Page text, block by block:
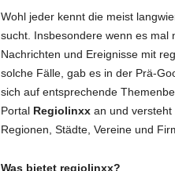
Wohl jeder kennt die meist
sucht. Insbesondere wenn es mal
Nachrichten und Ereignisse mit
solche Fälle, gab es in der Prä-
sich auf entsprechende
Portal Regiolinxxan und versteht
Regionen, Städte, Vereine und
Was bietet regiolinxx?